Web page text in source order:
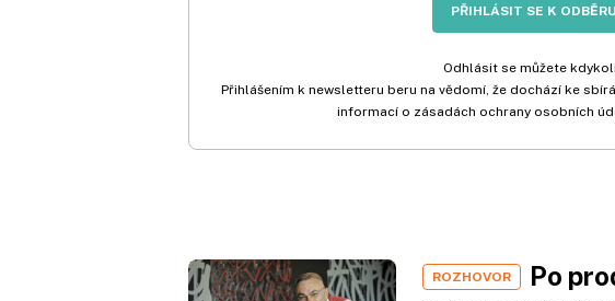
PŘIHLÁSIT SE K ODBĚRU
Odhlásit se můžete
Přihlášením k newsletteru beru na vědomí, že dochází ke
informací o zásadách ochrany osobních
ROZHOVOR
Po